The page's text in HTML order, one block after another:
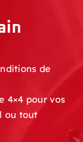
de
4×4 pour vos
ou tout